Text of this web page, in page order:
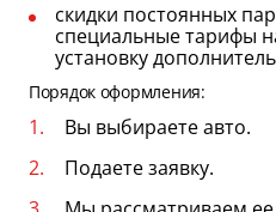
скидки постоянных
специальные тарифы
установку
Порядок оформления:
Вы выбираете авто.
Подаете заявку.